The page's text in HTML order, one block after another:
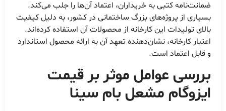
ضمانت‌نامه کتبی به خریداران، اعتماد آن‌ها را جلب می‌کند.
بسیاری از پروژه‌های بزرگ ساختمانی در کشور، به دلیل کیفیت
بالای تولیدات این کارخانه از محصولات آن استفاده کرده‌اند.
اعتبار کارخانه، نشان‌دهنده تعهد آن به ارائه محصول استاندارد
و قابل اعتماد است.
بررسی عوامل موثر برقیمت
ایزوگام مشعل بام سینا